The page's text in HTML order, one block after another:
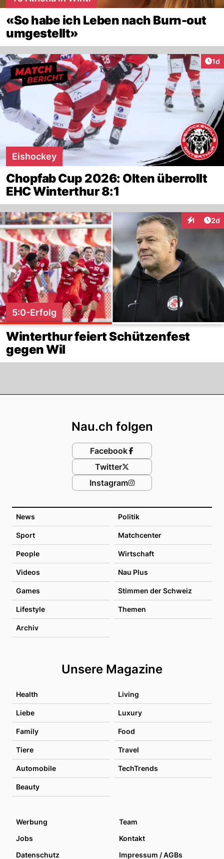
«So habe ich Leben nach Burn-out
umgestellt»
1d
Eishockey
Chopfab Cup 2026: Olten überrollt
EHC Winterthur 8:1
1 2d
5:0-Erfolg
Winterthur feiert Schützenfest
gegen Wil
News Politik
Sport Matchcenter
People Wirtschaft
Videos Nau Plus
Games Stimmen der Schweiz
Lifestyle Themen
Archiv
Unsere Magazine
Health Living
Liebe Luxury
Family Food
Tiere Travel
Automobile TechTrends
Beauty
Nau.ch folgen
Facebook
Twitter
Instagram
Werbung
Team
Jobs
Kontakt
Datenschutz
Impressum / AGBs